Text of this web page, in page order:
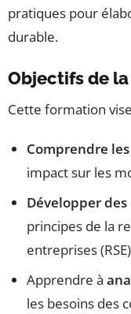
pratiques pour
durable.
Objectifs de
Cette formation
Comprendre
impact sur les
Développer
principes de la
entreprises
Apprendre à
les besoins des